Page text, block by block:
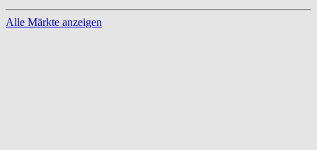
Alle Märkte anzeigen